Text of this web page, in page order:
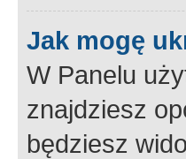
Jak mogę
W Panelu
znajdziesz
będziesz